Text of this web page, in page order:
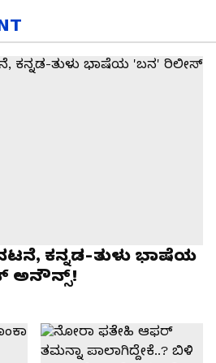
ಕನ್ನಡ-ತುಳು ಭಾಷೆಯ
ಅನೌನ್ಸ್!